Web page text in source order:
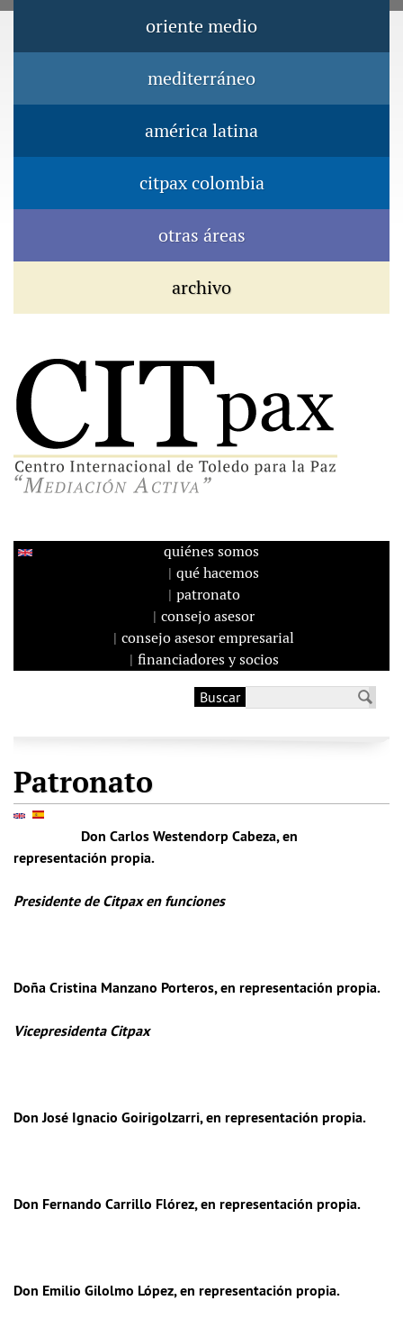
Jump to navigation
Menú principal
oriente medio
mediterráneo
américa latina
citpax colombia
otras áreas
archivo
quiénes somos
qué hacemos
patronato
consejo asesor
consejo asesor empresarial
financiadores y socios
Buscar
Patronato
Don Carlos Westendorp Cabeza, en
representación propia.
Presidente de Citpax en funciones
Doña Cristina Manzano Porteros, en representación propia.
Vicepresidenta Citpax
Don José Ignacio Goirigolzarri, en representación propia.
Don Fernando Carrillo Flórez, en representación propia.
Don Emilio Gilolmo López, en representación propia.